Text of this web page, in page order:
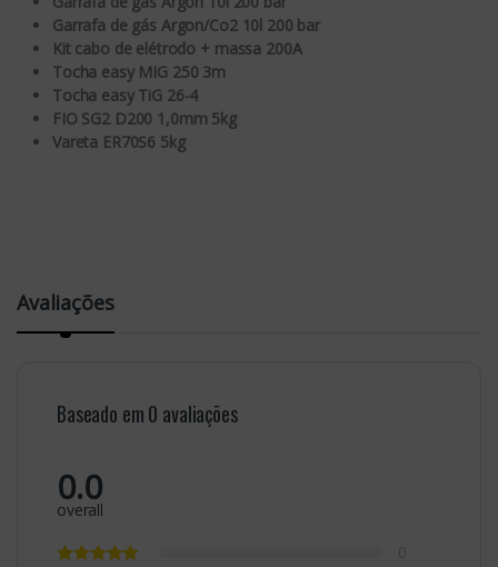
Garrafa de gás Argon/Co2 10l 200 bar
Kit cabo de elétrodo + massa 200A
Tocha easy MIG 250 3m
Tocha easy TiG 26-4
FIO SG2 D200 1,0mm 5kg
Vareta ER70S6 5kg
Avaliações
Baseado em 0 avaliações
0.0
overall